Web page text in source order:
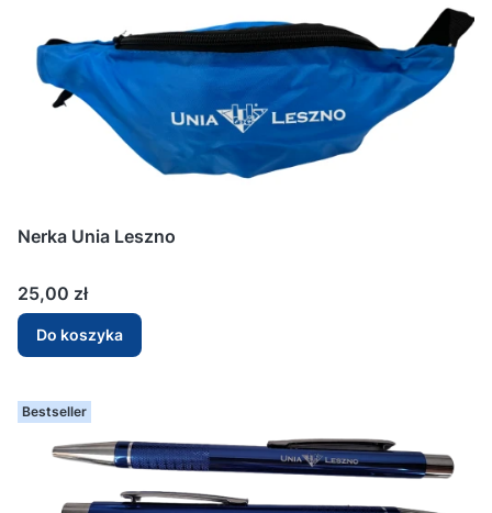
Nerka Unia Leszno
Cena
25,00 zł
Do koszyka
Bestseller